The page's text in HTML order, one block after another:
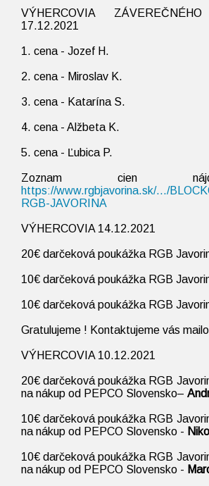
VÝHERCOVIA
17.12.2021
1. cena - Jozef H.
2. cena - Miroslav K.
3. cena - Katarína S.
4. cena - Alžbeta K.
5. cena - Ľubica P.
Zoznam cien
https://www.rgbjavorina.sk/.../
RGB-JAVORINA
VÝHERCOVIA 14.12.2021
20€ darčeková poukážka RGB
10€ darčeková poukážka RGB
10€ darčeková poukážka RGB
Gratulujeme ! Kontaktujeme vás
VÝHERCOVIA 10.12.2021
20€ darčeková poukážka RGB
na nákup od PEPCO Slovensko–
10€ darčeková poukážka RGB
na nákup od PEPCO Slovensko -
10€ darčeková poukážka RGB
na nákup od PEPCO Slovensko -